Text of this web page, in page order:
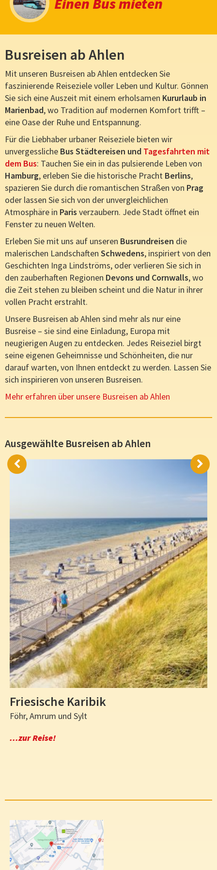
Busreisen ab Ahlen
Mit unseren Busreisen ab Ahlen entdecken Sie
faszinierende Reiseziele voller Leben und Kultur. Gönnen
Sie sich eine Auszeit mit einem erholsamen Kururlaub in
Marienbad, wo Tradition auf modernen Komfort trifft –
eine Oase der Ruhe und Entspannung.
Für die Liebhaber urbaner Reiseziele bieten wir
unvergessliche Bus Städtereisen und Tagesfahrten mit
dem Bus: Tauchen Sie ein in das pulsierende Leben von
Hamburg, erleben Sie die historische Pracht Berlins,
spazieren Sie durch die romantischen Straßen von Prag
oder lassen Sie sich von der unvergleichlichen
Atmosphäre in Paris verzaubern. Jede Stadt öffnet ein
Fenster zu neuen Welten.
Erleben Sie mit uns auf unseren Busrundreisen die
malerischen Landschaften Schwedens, inspiriert von den
Geschichten Inga Lindströms, oder verlieren Sie sich in
den zauberhaften Regionen Devons und Cornwalls, wo
die Zeit stehen zu bleiben scheint und die Natur in ihrer
vollen Pracht erstrahlt.
Unsere Busreisen ab Ahlen sind mehr als nur eine
Busreise – sie sind eine Einladung, Europa mit
neugierigen Augen zu entdecken. Jedes Reiseziel birgt
seine eigenen Geheimnisse und Schönheiten, die nur
darauf warten, von Ihnen entdeckt zu werden. Lassen Sie
sich inspirieren von unseren Busreisen.
Mehr erfahren über unsere Busreisen ab Ahlen
Ausgewählte Busreisen ab Ahlen
Friesische Karibik
Föhr, Amrum und Sylt
...zur Reise!